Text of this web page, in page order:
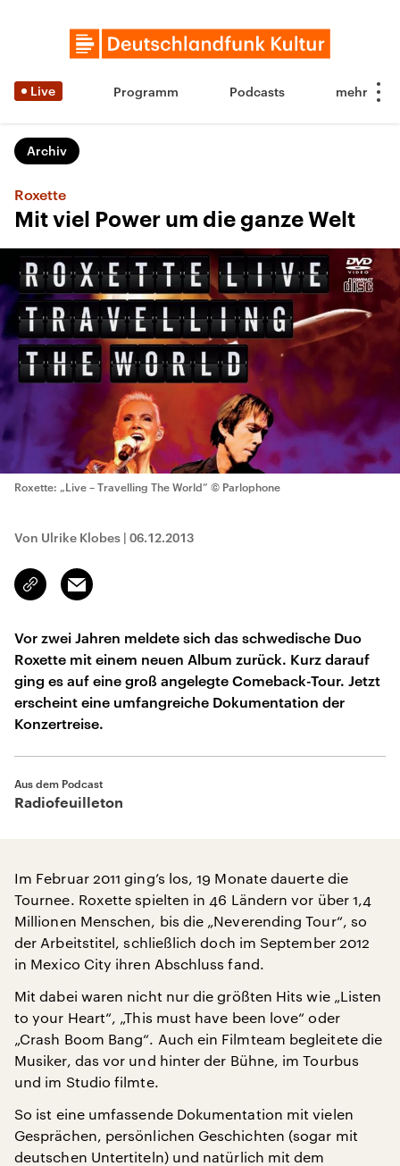
Live Programm Podcasts
Archiv
Roxette
Mit viel Power um die ganze Welt
Roxette: „Live – Travelling The World” © Parlophone
Von Ulrike Klobes | 06.12.2013
Link
kopieren/teilen
Email
Vor zwei Jahren meldete sich das schwedische Duo
Roxette mit einem neuen Album zurück. Kurz darauf
ging es auf eine groß angelegte Comeback-Tour. Jetzt
erscheint eine umfangreiche Dokumentation der
Konzertreise.
Aus dem Podcast
Radiofeuilleton
Im Februar 2011 ging’s los, 19 Monate dauerte die
Tournee. Roxette spielten in 46 Ländern vor über 1,4
Millionen Menschen, bis die „Neverending Tour“, so
der Arbeitstitel, schließlich doch im September 2012
in Mexico City ihren Abschluss fand.
Mit dabei waren nicht nur die größten Hits wie „Listen
to your Heart“, „This must have been love“ oder
„Crash Boom Bang“. Auch ein Filmteam begleitete die
Musiker, das vor und hinter der Bühne, im Tourbus
und im Studio filmte.
So ist eine umfassende Dokumentation mit vielen
Gesprächen, persönlichen Geschichten (sogar mit
deutschen Untertiteln) und natürlich mit dem